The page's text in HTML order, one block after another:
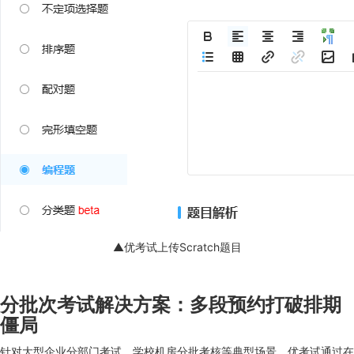
▲优考试上传Scratch题目
分批次考试解决方案：多段预约打破排期
僵局
针对大型企业分部门考试、学校机房分批考核等典型场景，优考试通过在